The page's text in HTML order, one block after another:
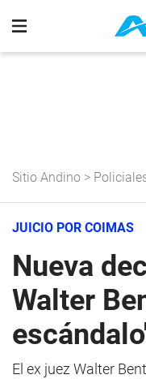
Sitio Andino >
JUICIO POR COIMAS
Nueva
Walter
El ex juez Walter